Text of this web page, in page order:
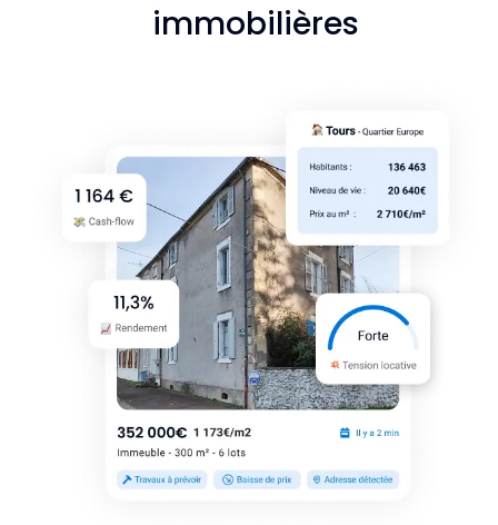
immobilières